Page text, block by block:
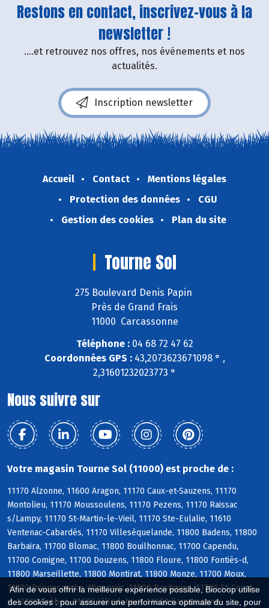
Afin de vous offrir la meilleure expérience possible, Biocoop utilise
des cookies : pour assurer une performance optimale du site, pour
Restons en contact, inscrivez-vous à la
newsletter !
....et retrouvez nos offres, nos événements et nos
actualités.
Inscription newsletter
Accueil Contact
Mentions légales
Protection des données
CGU
Gestion des cookies
Plan du site
Tourne Sol
275 Boulevard Denis Papin
Près de Grand Frais
11000 Carcassonne
Téléphone :04 68 72 47 62
Coordonnées GPS :43,2073623671098 ° ,
2,31601232023773 °
Nous suivre sur
Votre magasin Tourne Sol (11000) est proche de :
11170 Alzonne, 11600 Aragon, 11170 Caux-et-Sauzens, 11170
Montolieu, 11170 Moussoulens, 11170 Pezens, 11170 Raissac
s/Lampy, 11170 St-Martin-le-Vieil, 11170 Ste-Eulalie, 11610
Ventenac-Cabardès, 11170 Villesèquelande, 11800 Badens, 11800
Barbaira, 11700 Blomac, 11800 Bouilhonnac, 11700 Capendu,
11700 Comigne, 11700 Douzens, 11800 Floure, 11800 Fontiès-d,
11800 Marseillette, 11800 Montirat, 11800 Monze, 11700 Moux,
11700 Roquecourbe-Minervois, 11800 Rustiques, 11700 St-Couat-
d, 11800 Trèbes, 11800 Villedubert, 11000 Carcassonne